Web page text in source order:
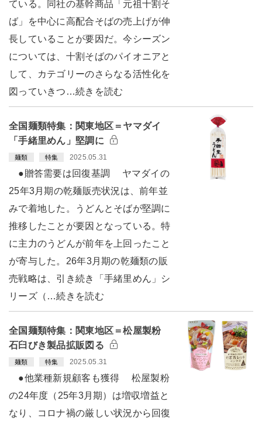
ている。同社の基幹商品「元祖十割そ
ば」を中心に高配合そばの売上げが伸
長していることが要因だ。今シーズン
については、十割そばのパイオニアと
して、カテゴリーのさらなる活性化を
図っていきつ…続きを読む
全国麺類特集：関東地区＝ヤマダイ
「手緒里めん」堅調に
麺類 特集 2025.05.31
●贈答需要は回復基調 ヤマダイの
25年3月期の乾麺販売状況は、前年並
みで着地した。うどんとそばが堅調に
推移したことが要因となっている。特
に主力のうどんが前年を上回ったこと
が寄与した。26年3月期の乾麺類の販
売戦略は、引き続き「手緒里めん」シ
リーズ（…続きを読む
全国麺類特集：関東地区＝松屋製粉
石臼びき製品拡販図る
麺類 特集 2025.05.31
●他業種新規顧客も獲得 松屋製粉
の24年度（25年3月期）は増収増益と
なり、コロナ禍の厳しい状況から回復